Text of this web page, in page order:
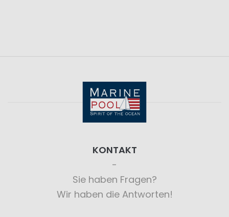
KONTAKT
Sie haben Fragen?
Wir haben die Antworten!